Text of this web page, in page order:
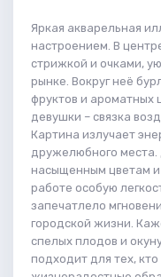
Яркая акварельная
настроением. В
стрижкой и очками,
рынке. Вокруг неё
фруктов и ароматных
девушки – связка
Картина излучает
дружелюбного
насыщенным цветам
работе особую
запечатлело
городской жизни.
спелых плодов и
подходит для тех,